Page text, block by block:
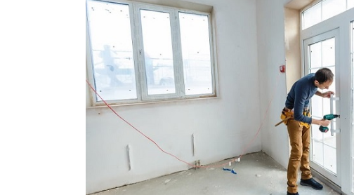
más